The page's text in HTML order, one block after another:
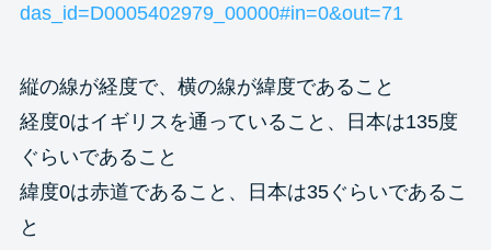
das_id=D0005402979_00000#in=0&out=71
縦の線が経度で、横の線が緯度であること
経度0はイギリスを通っていること、日本は135度
ぐらいであること
緯度0は赤道であること、日本は35ぐらいであるこ
と